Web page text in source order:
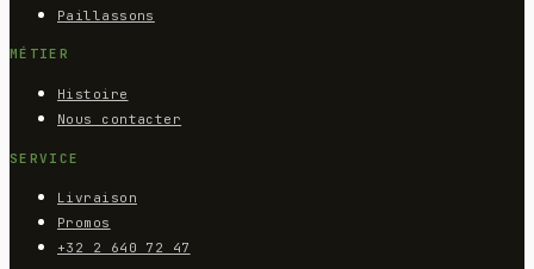
Paillassons
MÉTIER
Histoire
Nous contacter
SERVICE
Livraison
Promos
+32 2 640 72 47